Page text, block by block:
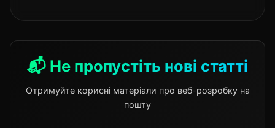
📬 Не пропустіть нові статті
Отримуйте корисні матеріали про веб-розробку на
пошту